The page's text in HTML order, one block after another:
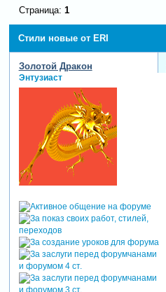
Стили новые от ERI
Страница: 1
Золотой Дракон
Энтузиаст